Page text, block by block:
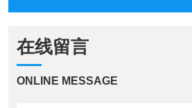
在线留言
ONLINE MESSAGE